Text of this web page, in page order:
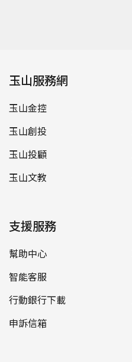
玉山服務網
玉山金控
玉山創投
玉山投顧
玉山文教
支援服務
幫助中心
智能客服
行動銀行下載
申訴信箱